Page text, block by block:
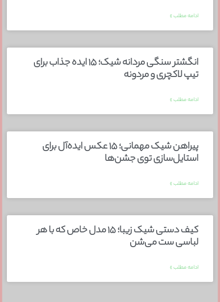
ادامه مطلب »
انگشتر سنگی مردانه شیک؛ ۱۵ ایده جذاب برای
تیپ لاکچری و مردونه
ادامه مطلب »
پیراهن شیک مهمانی؛ ۱۵ عکس ایده‌آل برای
استایل‌سازی توی جشن‌ها
ادامه مطلب »
کیف دستی شیک زیبا؛ ۱۵ مدل خاص که با هر
لباسی ست می‌شن
ادامه مطلب »